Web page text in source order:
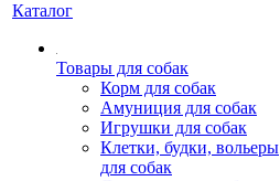
Каталог
Товары для собак
Корм для собак
Амуниция для собак
Игрушки для собак
Клетки, будки, вольеры
для собак